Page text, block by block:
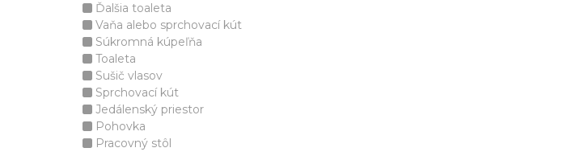
Ďalšia toaleta
Vaňa alebo sprchovací kút
Súkromná kúpeľňa
Toaleta
Sušič vlasov
Sprchovací kút
Jedálenský priestor
Pohovka
Pracovný stôl